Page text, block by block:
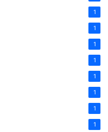
1
1
1
1
1
1
1
1